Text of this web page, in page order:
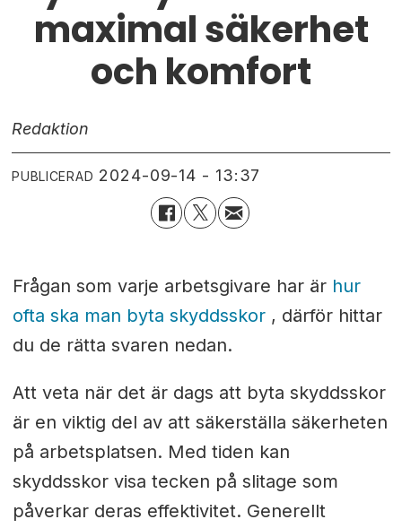
maximal säkerhet
och komfort
Redaktion
PUBLICERAD 2024-09-14 - 13:37
Frågan som varje arbetsgivare har är hur
ofta ska man byta skyddsskor, därför hittar
du de rätta svaren nedan.
Att veta när det är dags att byta skyddsskor
är en viktig del av att säkerställa säkerheten
på arbetsplatsen. Med tiden kan
skyddsskor visa tecken på slitage som
påverkar deras effektivitet. Generellt